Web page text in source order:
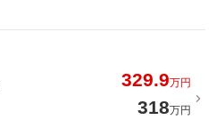
329.9万円
318万円